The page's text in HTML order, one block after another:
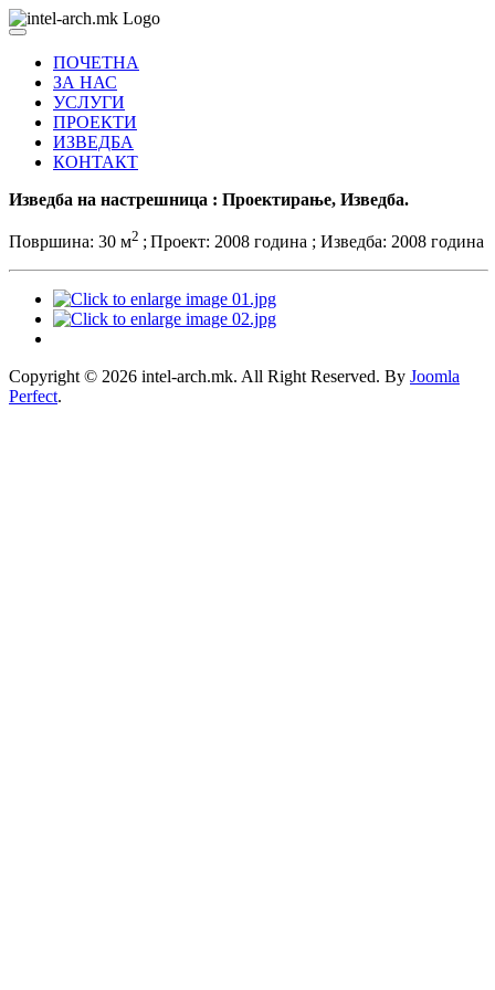
ПОЧЕТНА
ЗА НАС
УСЛУГИ
ПРОЕКТИ
ИЗВЕДБА
КОНТАКТ
Изведба на настрешница : Проектирање, Изведба.
Површина: 30 м2 ; Проект: 2008 година ; Изведба: 2008 година
Copyright © 2026 intel-arch.mk. All Right Reserved. By Joomla
Perfect.